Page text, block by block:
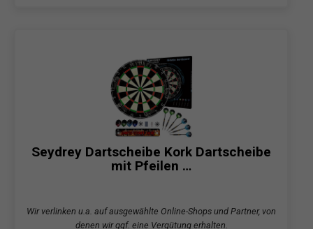
Seydrey Dartscheibe Kork Dartscheibe
mit Pfeilen …
Wir verlinken u.a. auf ausgewählte Online-Shops und Partner, von
denen wir ggf. eine Vergütung erhalten.